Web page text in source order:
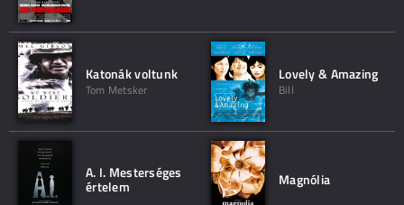
Katonák voltunk
Tom Metsker
Lovely & Amazing
Bill
A. I. Mesterséges
értelem Magnólia